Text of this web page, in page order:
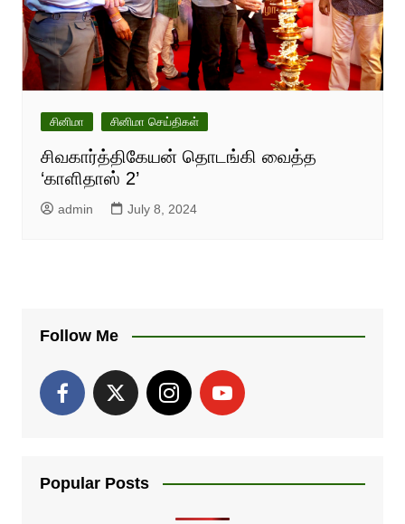
சினிமா சினிமா செய்திகள்
சிவகார்த்திகேயன் தொடங்கி வைத்த
‘காளிதாஸ் 2’
admin July 8, 2024
Follow Me
Popular Posts